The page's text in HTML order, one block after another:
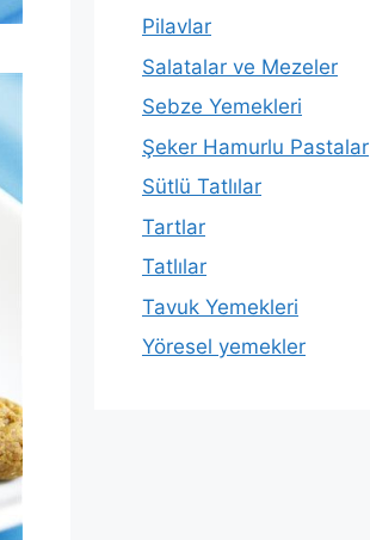
Pilavlar
Salatalar ve Mezeler
Sebze Yemekleri
Şeker Hamurlu Pastalar
Sütlü Tatlılar
Tartlar
Tatlılar
Tavuk Yemekleri
Yöresel yemekler